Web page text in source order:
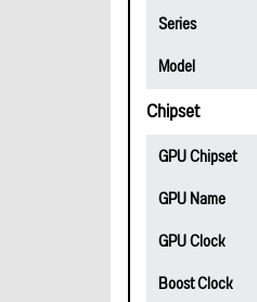
Series
Model
Chipset
GPU Chipset
GPU Name
GPU Clock
Boost Clock